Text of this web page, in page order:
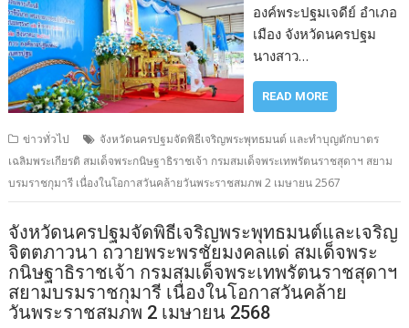
องค์พระปฐมเจดีย์ อำเภอ
เมือง จังหวัดนครปฐม
นางสาว…
READ MORE
ข่าวทั่วไป
จังหวัดนครปฐมจัดพิธีเจริญพระพุทธมนต์ และทำบุญตักบาตร
เฉลิมพระเกียรติ สมเด็จพระกนิษฐาธิราชเจ้า กรมสมเด็จพระเทพรัตนราชสุดาฯ สยาม
บรมราชกุมารี เนื่องในโอกาสวันคล้ายวันพระราชสมภพ 2 เมษายน 2567
จังหวัดนครปฐมจัดพิธีเจริญพระพุทธมนต์และเจริญ
จิตตภาวนา ถวายพระพรชัยมงคลแด่ สมเด็จพระ
กนิษฐาธิราชเจ้า กรมสมเด็จพระเทพรัตนราชสุดาฯ
สยามบรมราชกุมารี เนื่องในโอกาสวันคล้าย
วันพระราชสมภพ 2 เมษายน 2568